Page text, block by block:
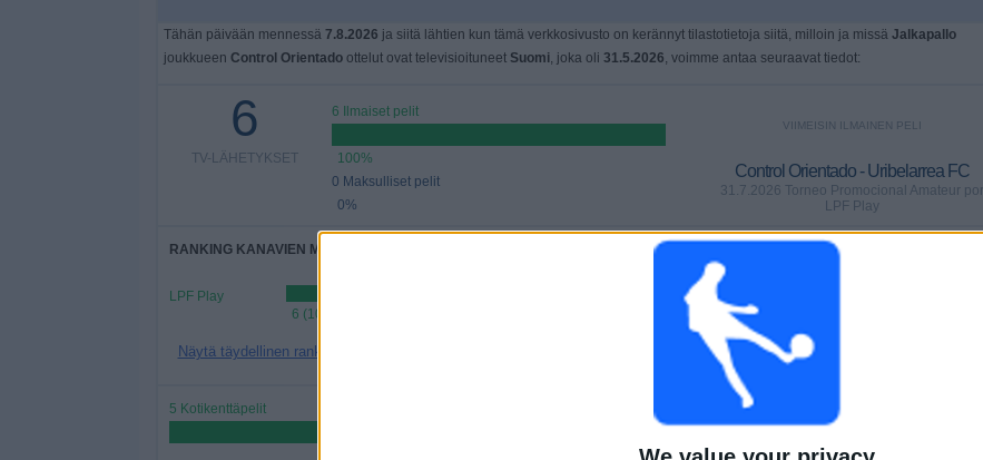
Tähän päivään mennessä 7.8.2026 ja siitä lähtien kun tämä verkkosivusto on kerännyt tilastotietoja siitä, milloin ja missä Jalkapallo
joukkueen Control Orientadoottelut ovat televisioituneet Suomi, joka oli 31.5.2026, voimme antaa seuraavat tiedot:
6
TV-LÄHETYKSET
6 Ilmaiset pelit
100%
0 Maksulliset pelit
0%
VIIMEISIN ILMAINEN PELI
Control Orientado - Uribelarrea FC
31.7.2026 Torneo Promocional Amateur por
LPF Play
RANKING KANAVIEN MUKAAN
LPF Play
6 (100%)
Näytä täydellinen ranking
ILMAISETTOMIA
PELIT
PERÄKKÄISET
MAKSUPELIT
5 Kotikenttäpelit
MAKSIMI